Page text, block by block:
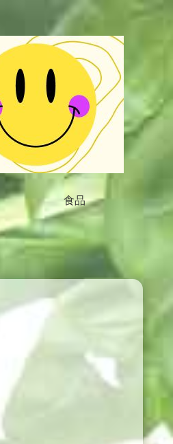
食品